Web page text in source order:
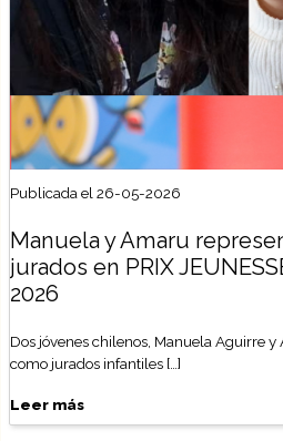
Publicada el 26-05-2026
Manuela y Amaru
jurados en PRIX
2026
Dos jóvenes chilenos, Manuela Aguirre
como jurados infantiles […]
Leer más